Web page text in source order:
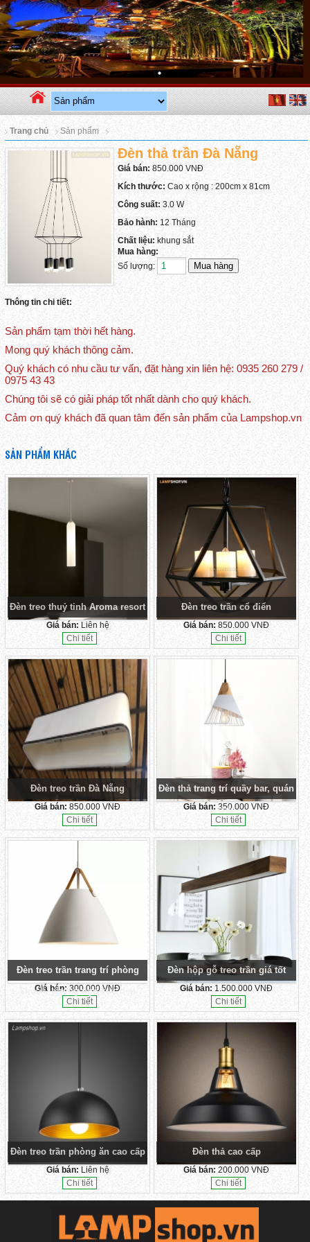
Trang chủ Sản phẩm
Đèn thả trần Đà Nẵng
Giá bán: 850.000 VNĐ
Kích thước: Cao x rộng : 200cm x 81cm
Công suất: 3.0 W
Bảo hành: 12 Tháng
Chất liệu: khung sắt
Mua hàng:
Số lượng:
Thông tin chi tiết:
Sản phẩm tạm thời hết hàng.
Mong quý khách thông cảm.
Quý khách có nhu cầu tư vấn, đặt hàng xin liên hệ: 0935 260 279 /
0975 43 43
Chúng tôi sẽ có giải pháp tốt nhất dành cho quý khách.
Cảm ơn quý khách đã quan tâm đến sản phẩm của Lampshop.vn
SẢN PHẨM KHÁC
Đèn treo thuỷ tinh Aroma resort
Giá bán: Liên hệ
Chi tiết
Đèn treo trần cổ điển
Giá bán:850.000 VNĐ
Chi tiết
Đèn treo trần Đà Nẵng
Giá bán:850.000 VNĐ
Chi tiết
Đèn thả trang trí quầy bar, quán
cafe
Giá bán:350.000 VNĐ
Chi tiết
Đèn treo trần trang trí phòng
khách, phòng ngủ cực đẹp
Giá bán:300.000 VNĐ
Chi tiết
Đèn hộp gỗ treo trần giá tốt
Giá bán:1.500.000 VNĐ
Chi tiết
Đèn treo trần phòng ăn cao cấp
Giá bán: Liên hệ
Chi tiết
Đèn thả cao cấp
Giá bán:200.000 VNĐ
Chi tiết